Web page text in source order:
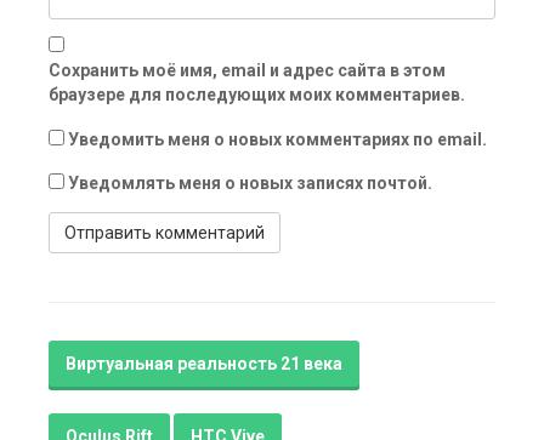
Сохранить моё имя, email и адрес сайта в этом
браузере для последующих моих комментариев.
Уведомить меня о новых комментариях по email.
Уведомлять меня о новых записях почтой.
Виртуальная реальность 21 века